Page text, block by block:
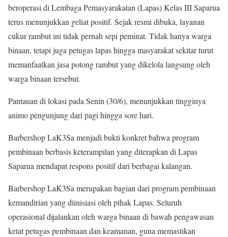
beroperasi di Lembaga Pemasyarakatan (Lapas) Kelas III Saparua
terus menunjukkan geliat positif. Sejak resmi dibuka, layanan
cukur rambut ini tidak pernah sepi peminat. Tidak hanya warga
binaan, tetapi juga petugas lapas hingga masyarakat sekitar turut
memanfaatkan jasa potong rambut yang dikelola langsung oleh
warga binaan tersebut.
Pantauan di lokasi pada Senin (30/6), menunjukkan tingginya
animo pengunjung dari pagi hingga sore hari.
Barbershop LaK3Sa menjadi bukti konkret bahwa program
pembinaan berbasis keterampilan yang diterapkan di Lapas
Saparua mendapat respons positif dari berbagai kalangan.
Barbershop LaK3Sa merupakan bagian dari program pembinaan
kemandirian yang diinisiasi oleh pihak Lapas. Seluruh
operasional dijalankan oleh warga binaan di bawah pengawasan
ketat petugas pembinaan dan keamanan, guna memastikan